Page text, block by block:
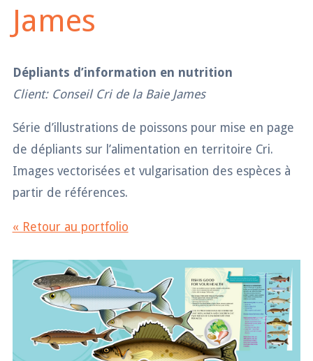
James
Dépliants d’information en nutrition
Client: Conseil Cri de la Baie James
Série d’illustrations de poissons pour mise en page
de dépliants sur l’alimentation en territoire Cri.
Images vectorisées et vulgarisation des espèces à
partir de références.
« Retour au portfolio